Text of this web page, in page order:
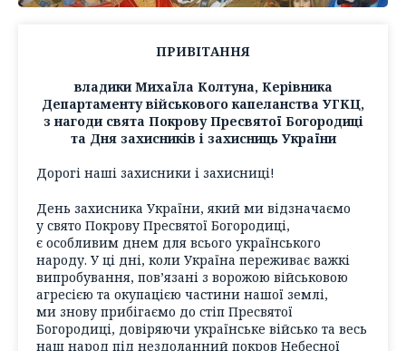
ПРИВІТАННЯ
владики Михаїла Колтуна, Керівника
Департаменту військового капеланства УГКЦ,
з нагоди свята Покрову Пресвятої Богородиці
та Дня захисників і захисниць України
Дорогі наші захисники і захисниці!
День захисника України, який ми відзначаємо
у свято Покрову Пресвятої Богородиці,
є особливим днем для всього українського
народу. У ці дні, коли Україна переживає важкі
випробування, пов’язані з ворожою військовою
агресією та окупацією частини нашої землі,
ми знову прибігаємо до стіп Пресвятої
Богородиці, довіряючи українське військо та весь
наш народ під нездоланний покров Небесної